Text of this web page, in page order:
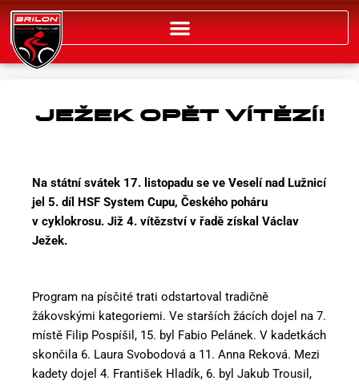
Přeskočit
na
obsah
JEŽEK OPĚT VÍTĚZÍ!
Na státní svátek 17. listopadu se ve Veselí nad Lužnicí
jel 5. díl HSF System Cupu, Českého poháru
v cyklokrosu. Již 4. vítězství v řadě získal Václav
Ježek.
Program na písčité trati odstartoval tradičně
žákovskými kategoriemi. Ve starších žácích dojel na 7.
místě Filip Pospíšil, 15. byl Fabio Pelánek. V kadetkách
skončila 6. Laura Svobodová a 11. Anna Reková. Mezi
kadety dojel 4. František Hladík, 6. byl Jakub Trousil,